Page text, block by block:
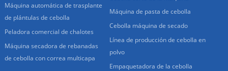
Máquina automática de trasplante
de plántulas de cebolla
Peladora comercial de chalotes
Máquina secadora de rebanadas
de cebolla con correa multicapa
Máquina de pasta de cebolla
Cebolla máquina de secado
Línea de producción de cebolla en
polvo
Empaquetadora de la cebolla